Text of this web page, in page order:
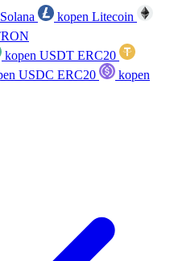
kopen Litecoin
kopen USDT ERC20
USDC ERC20
kopen